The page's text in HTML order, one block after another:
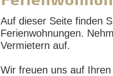
Auf dieser Seite finden
Ferienwohnungen.
Vermietern auf.
Wir freuen uns auf